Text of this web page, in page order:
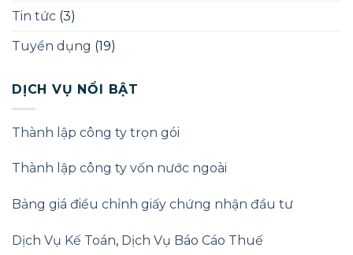
Tin tức (3)
Tuyển dụng (19)
DỊCH VỤ NỔI BẬT
Thành lập công ty trọn gói
Thành lập công ty vốn nước ngoài
Bảng giá điều chỉnh giấy chứng nhận đầu tư
Dịch Vụ Kế Toán, Dịch Vụ Báo Cáo Thuế